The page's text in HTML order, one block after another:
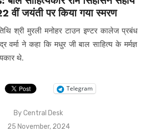
वीं जयंती पर किया गया स्मरण
श्री मुरली मनोहर टाउन इण्टर कालेज प्रबंध
वर्मा ने कहा कि मधुर जी बाल साहित्य के मर्मज्ञ
थे.
Telegram
ByCentral Desk
Posted
25 November, 2024